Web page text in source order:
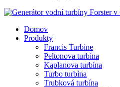
Domov
Produkty
Francis Turbine
Peltonova turbína
Kaplanova turbína
Turbo turbína
Trubková turbína